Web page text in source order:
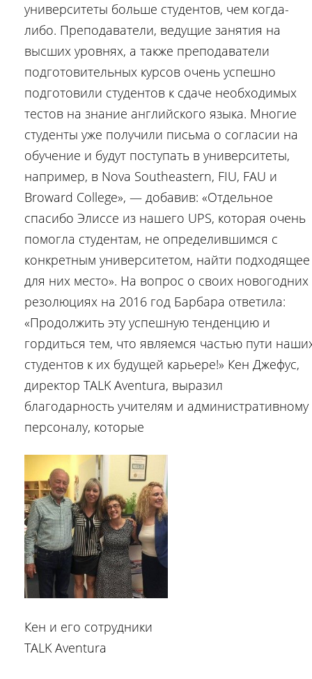
университеты больше студентов, чем когда-
либо. Преподаватели, ведущие занятия на
высших уровнях, а также преподаватели
подготовительных курсов очень успешно
подготовили студентов к сдаче необходимых
тестов на знание английского языка. Многие
студенты уже получили письма о согласии на
обучение и будут поступать в университеты,
например, в Nova Southeastern, FIU, FAU и
Broward College», — добавив: «Отдельное
спасибо Элиссе из нашего UPS, которая очень
помогла студентам, не определившимся с
конкретным университетом, найти подходящее
для них место». На вопрос о своих новогодних
резолюциях на 2016 год Барбара ответила:
«Продолжить эту успешную тенденцию и
гордиться тем, что являемся частью пути
студентов к их будущей карьере!» Кен Джефус,
директор TALK Aventura, выразил
благодарность учителям и административному
персоналу, которые
Кен и его сотрудники
TALK Aventura